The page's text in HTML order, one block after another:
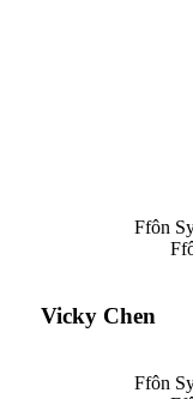
Ffôn
Vicky Chen
Ffôn